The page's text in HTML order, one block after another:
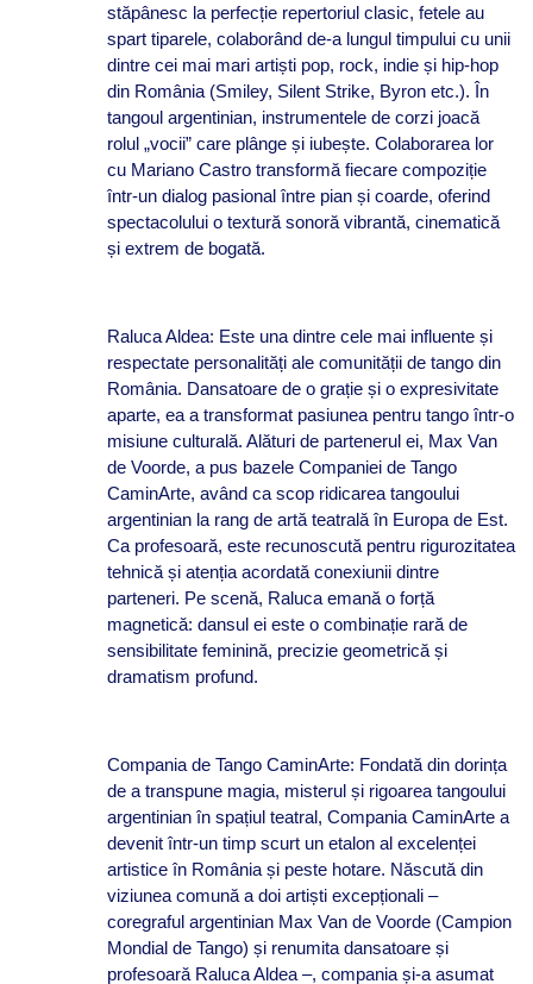
stăpânesc la perfecție repertoriul clasic, fetele au
spart tiparele, colaborând de-a lungul timpului cu unii
dintre cei mai mari artiști pop, rock, indie și hip-hop
din România (Smiley, Silent Strike, Byron etc.). În
tangoul argentinian, instrumentele de corzi joacă
rolul „vocii” care plânge și iubește. Colaborarea lor
cu Mariano Castro transformă fiecare compoziție
într-un dialog pasional între pian și coarde, oferind
spectacolului o textură sonoră vibrantă, cinematică
și extrem de bogată.
Raluca Aldea: Este una dintre cele mai influente și
respectate personalități ale comunității de tango din
România. Dansatoare de o grație și o expresivitate
aparte, ea a transformat pasiunea pentru tango într-o
misiune culturală. Alături de partenerul ei, Max Van
de Voorde, a pus bazele Companiei de Tango
CaminArte, având ca scop ridicarea tangoului
argentinian la rang de artă teatrală în Europa de Est.
Ca profesoară, este recunoscută pentru rigurozitatea
tehnică și atenția acordată conexiunii dintre
parteneri. Pe scenă, Raluca emană o forță
magnetică: dansul ei este o combinație rară de
sensibilitate feminină, precizie geometrică și
dramatism profund.
Compania de Tango CaminArte: Fondată din dorința
de a transpune magia, misterul și rigoarea tangoului
argentinian în spațiul teatral, Compania CaminArte a
devenit într-un timp scurt un etalon al excelenței
artistice în România și peste hotare. Născută din
viziunea comună a doi artiști excepționali –
coregraful argentinian Max Van de Voorde (Campion
Mondial de Tango) și renumita dansatoare și
profesoară Raluca Aldea –, compania și-a asumat